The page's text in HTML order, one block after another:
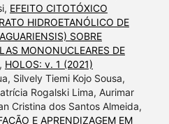
EFEITO CITOTÓXICO
HIDROETANÓLICO DE
SOBRE
MONONUCLEARES DE
, HOLOS: v. 1 (2021)
Silvely Tiemi Kojo Sousa,
Rogalski Lima, Aurimar
Cristina dos Santos Almeida,
E APRENDIZAGEM EM